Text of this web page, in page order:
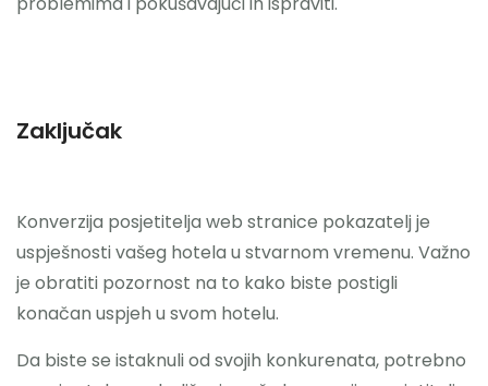
Zaključak
Konverzija posjetitelja web stranice pokazatelj je
uspješnosti vašeg hotela u stvarnom vremenu. Važno
je obratiti pozornost na to kako biste postigli
konačan uspjeh u svom hotelu.
Da biste se istaknuli od svojih konkurenata, potrebno